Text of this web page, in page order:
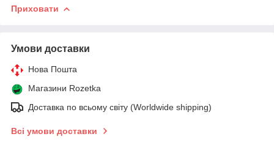
Приховати
Умови доставки
Нова Пошта
Магазини Rozetka
Доставка по всьому світу (Worldwide shipping)
Всі умови доставки